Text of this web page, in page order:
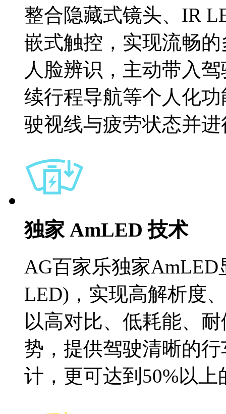
整合隐藏式镜头、IR
嵌式触控，实现流畅
人脸辨识，主动带入
续行程导航等个人化
驶视线与疲劳状态并
独家 AmLED 技术
AG百家乐独家AmLED
LED)，实现高解析度
以高对比、低耗能、
势，提供驾驶清晰的
计，更可达到50%以上